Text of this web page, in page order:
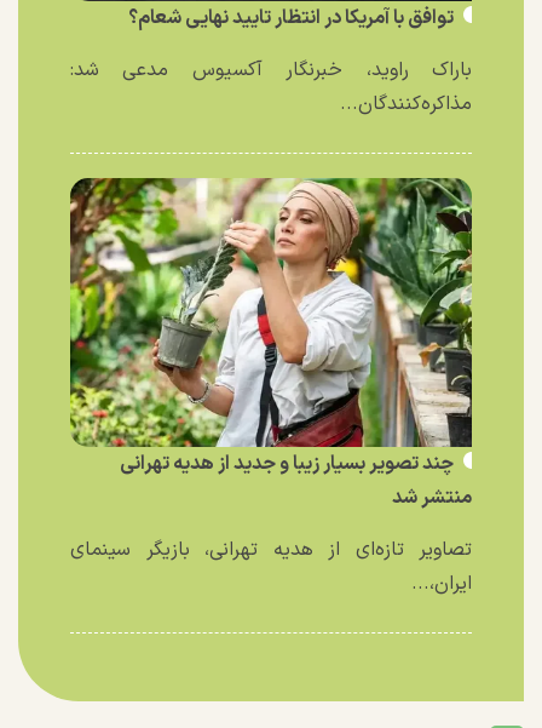
توافق با آمریکا در انتظار تایید نهایی شعام؟
باراک راوید، خبرنگار آکسیوس مدعی شد:
مذاکره‌کنندگان...
چند تصویر بسیار زیبا و جدید از هدیه تهرانی
منتشر شد
تصاویر تازه‌ای از هدیه تهرانی، بازیگر سینمای
ایران،...